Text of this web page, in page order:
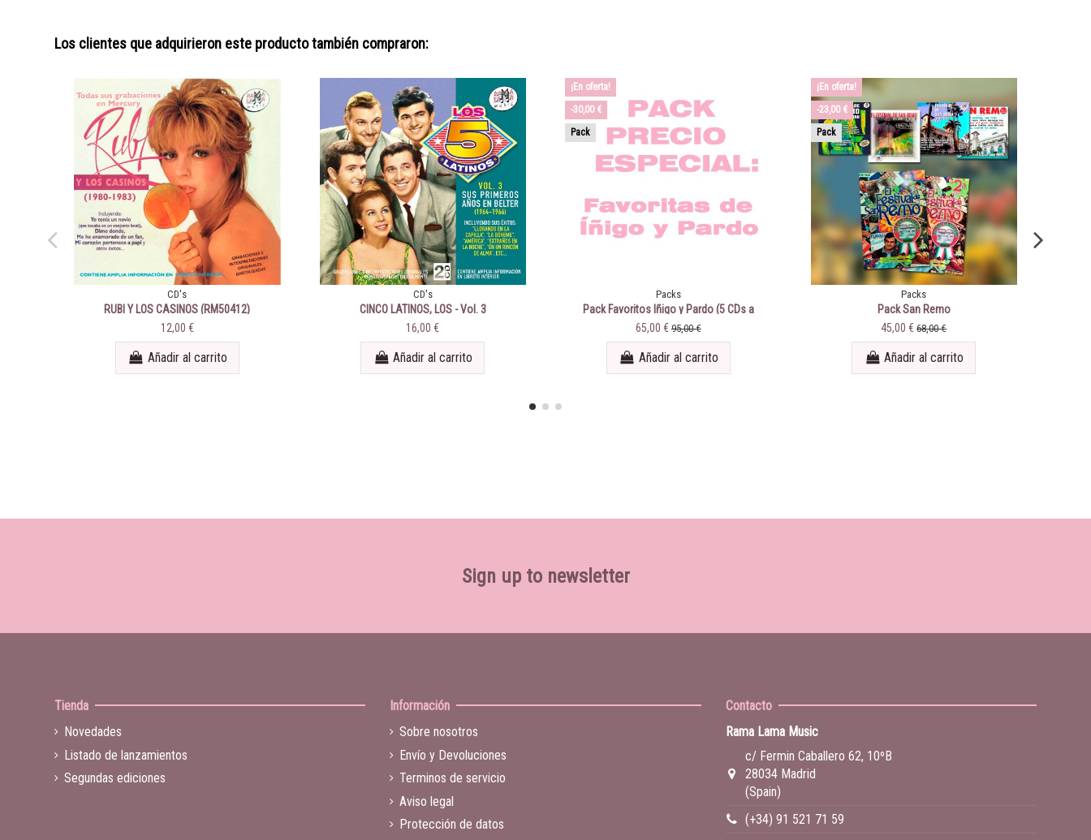
Los clientes que adquirieron este producto también compraron:
CD's
RUBI Y LOS CASINOS (RM50412)
12,00 €
Añadir al carrito
CD's
CINCO LATINOS, LOS - Vol. 3
16,00 €
Añadir al carrito
¡En oferta!
-30,00 €
Pack
Packs
Pack Favoritos Iñigo y Pardo (5 CDs a
elegir)
65,00 €95,00 €
Añadir al carrito
¡En oferta!
-23,00 €
Pack
Packs
Pack San Remo
45,00 €68,00 €
Añadir al carrito
Sign up to newsletter
Tienda
Novedades
Listado de lanzamientos
Segundas ediciones
Información
Sobre nosotros
Envío y Devoluciones
Terminos de servicio
Aviso legal
Protección de datos
Contacto
Rama Lama Music
c/ Fermin Caballero 62, 10ºB
28034 Madrid
(Spain)
(+34) 91 521 71 59